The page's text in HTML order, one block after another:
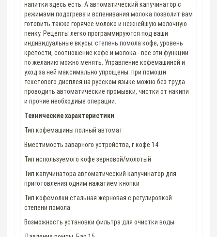
напитки здесь есть. А автоматический капучинатор с
режимами подогрева и вспенивания молока позволит вам
готовить также горячее молоко и нежнейшую молочную
пенку. Рецепты легко программируются под ваши
индивидуальные вкусы: степень помола кофе, уровень
крепости, соотношение кофе и молока - все эти функции
по желанию можно менять. Управление кофемашиной и
уход за ней максимально упрощены: при помощи
текстового дисплея на русском языке можно без труда
проводить автоматические промывки, чистки от накипи
и прочие необходиые операции.
Технические характеристики
Тип кофемашины полный автомат
Вместимость заварного устройства, г кофе 14
Тип используемого кофе зерновой/молотый
Тип капучинатора автоматический капучинатор для
приготовления одним нажатием кнопки
Тип кофемолки стальная жерновая с регулировкой
степени помола
Возможность установки фильтра для очистки воды